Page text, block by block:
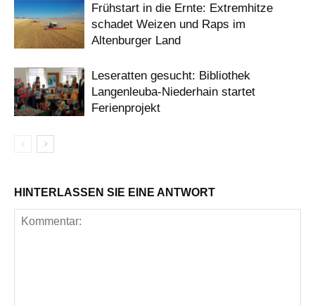
Frühstart in die Ernte: Extremhitze
schadet Weizen und Raps im
Altenburger Land
Leseratten gesucht: Bibliothek
Langenleuba-Niederhain startet
Ferienprojekt
HINTERLASSEN SIE EINE ANTWORT